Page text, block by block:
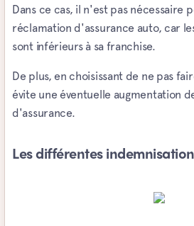
Dans ce cas, il n'est pas nécessaire
réclamation d'assurance auto, car
sont inférieurs à sa franchise.
De plus, en choisissant de ne pas
évite une éventuelle augmentation
d'assurance.
Les différentes